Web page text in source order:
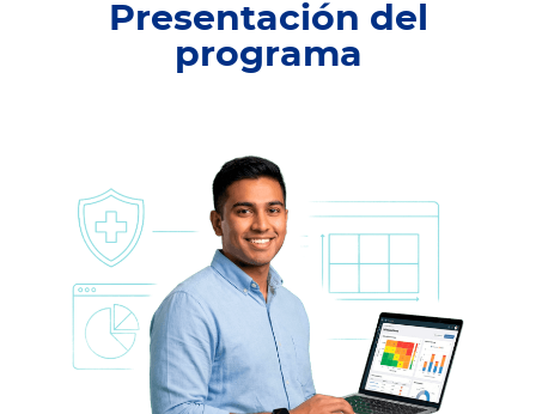
Presentación del
programa